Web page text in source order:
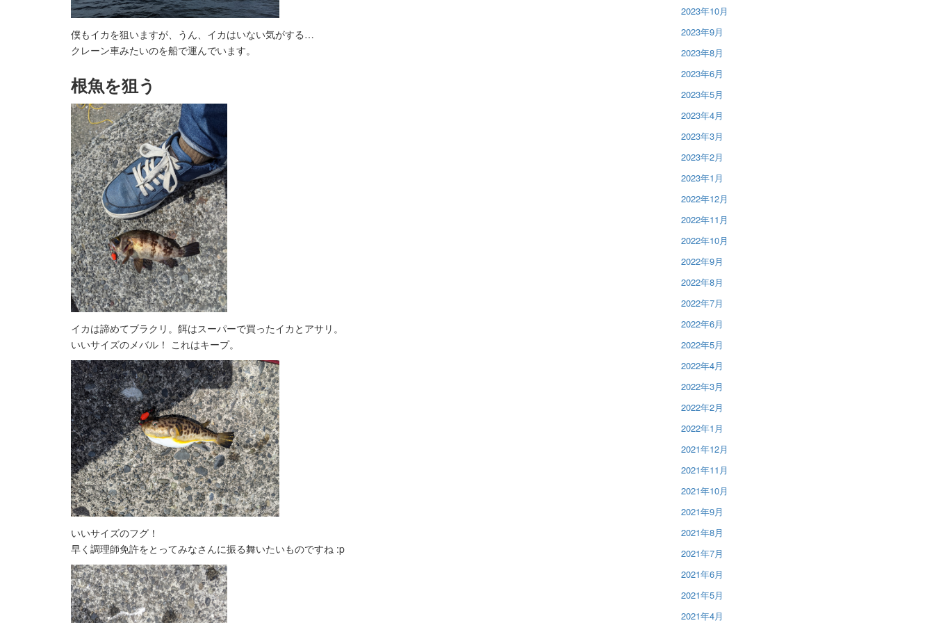
僕もイカを狙いますが、うん、イカはいない気がする…
クレーン車みたいのを船で運んでいます。
根魚を狙う
イカは諦めてブラクリ。餌はスーパーで買ったイカとアサリ。
いいサイズのメバル！ これはキープ。
いいサイズのフグ！
早く調理師免許をとってみなさんに振る舞いたいものですね :p
2023年10月
2023年9月
2023年8月
2023年6月
2023年5月
2023年4月
2023年3月
2023年2月
2023年1月
2022年12月
2022年11月
2022年10月
2022年9月
2022年8月
2022年7月
2022年6月
2022年5月
2022年4月
2022年3月
2022年2月
2022年1月
2021年12月
2021年11月
2021年10月
2021年9月
2021年8月
2021年7月
2021年6月
2021年5月
2021年4月